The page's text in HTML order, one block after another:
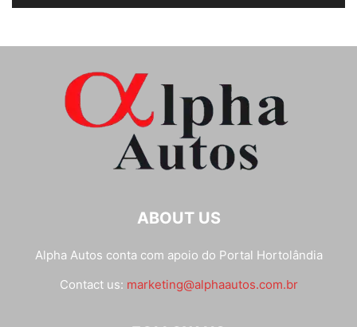
ABOUT US
Alpha Autos conta com apoio do Portal Hortolândia
Contact us: marketing@alphaautos.com.br